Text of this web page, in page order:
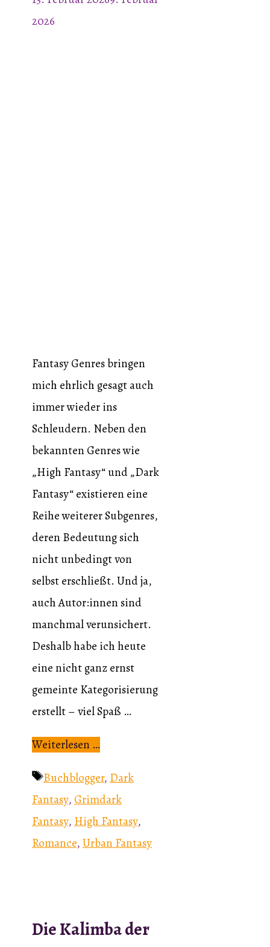
2026
Fantasy Genres bringen
mich ehrlich gesagt auch
immer wieder ins
Schleudern. Neben den
bekannten Genres wie
„High Fantasy“ und „Dark
Fantasy“ existieren eine
Reihe weiterer Subgenres,
deren Bedeutung sich
nicht unbedingt von
selbst erschließt. Und ja,
auch Autor:innen sind
manchmal verunsichert.
Deshalb habe ich heute
eine nicht ganz ernst
gemeinte Kategorisierung
erstellt – viel Spaß …
Weiterlesen …
Schlagwörter
Buchblogger, Dark
Fantasy, Grimdark
Fantasy, High Fantasy,
Romance,Urban Fantasy
Die Kalimba der